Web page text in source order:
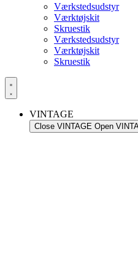
Værkstedsudstyr
Værktøjskit
Skruestik
Værkstedsudstyr
Værktøjskit
Skruestik
VINTAGE
Close VINTAGE Open